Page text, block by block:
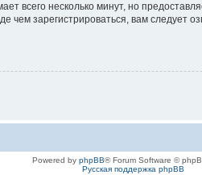
всего несколько минут, но
чем зарегистрироваться, вам
Powered by phpBB® Forum Software ©
Русская поддержка phpBB